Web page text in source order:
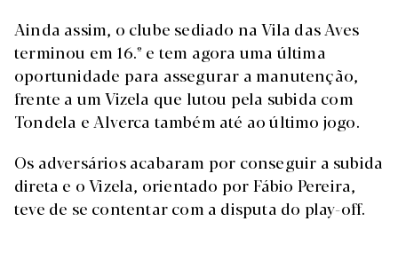
Ainda assim, o clube sediado na Vila das Aves
terminou em 16.º e tem agora uma última
oportunidade para assegurar a manutenção,
frente a um Vizela que lutou pela subida com
Tondela e Alverca também até ao último jogo.
Os adversários acabaram por conseguir a subida
direta e o Vizela, orientado por Fábio Pereira,
teve de se contentar com a disputa do play-off.